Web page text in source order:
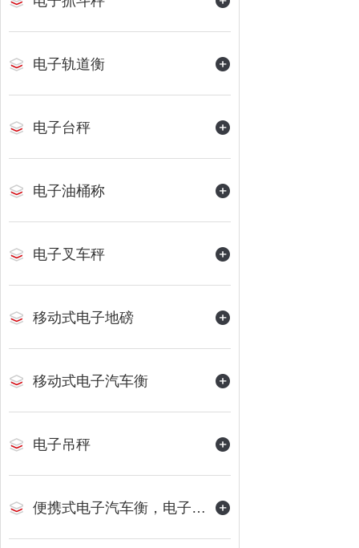
电子轨道衡
电子台秤
电子油桶称
电子叉车秤
移动式电子地磅
移动式电子汽车衡
电子吊秤
便携式电子汽车衡，电子地磅